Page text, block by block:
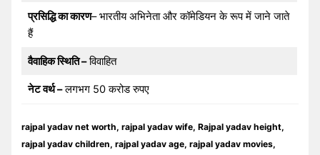
प्रसिद्धि का कारण– भारतीय अभिनेता और कॉमेडियन के रूप में जाने जाते
हैं
वैवाहिक स्थिति –विवाहित
नेट वर्थ –लगभग 50 करोड रुपए
rajpal yadav net worth, rajpal yadav wife, Rajpal yadav height,
rajpal yadav children, rajpal yadav age, rajpal yadav movies,